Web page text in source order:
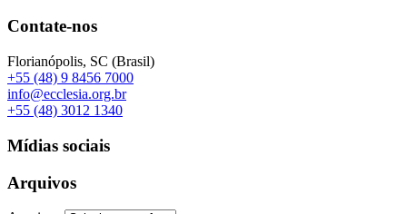
Contate-nos
Florianópolis, SC (Brasil)
+55 (48) 9 8456 7000
info@ecclesia.org.br
+55 (48) 3012 1340
Mídias sociais
Arquivos